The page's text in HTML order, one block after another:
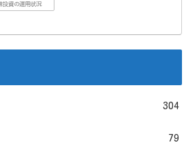
投資の運用状況
304
79